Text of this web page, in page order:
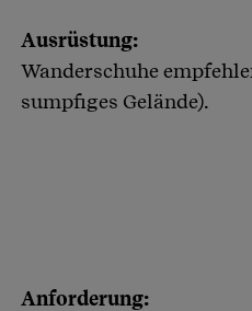
Ausrüstung:
Wanderschuhe
sumpfiges Gelände).
Anforderung: